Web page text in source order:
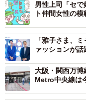
男性上司「セで
ト仲間女性の
「雅子さま、
ァッションが
大阪・関西万
Metro中央線は